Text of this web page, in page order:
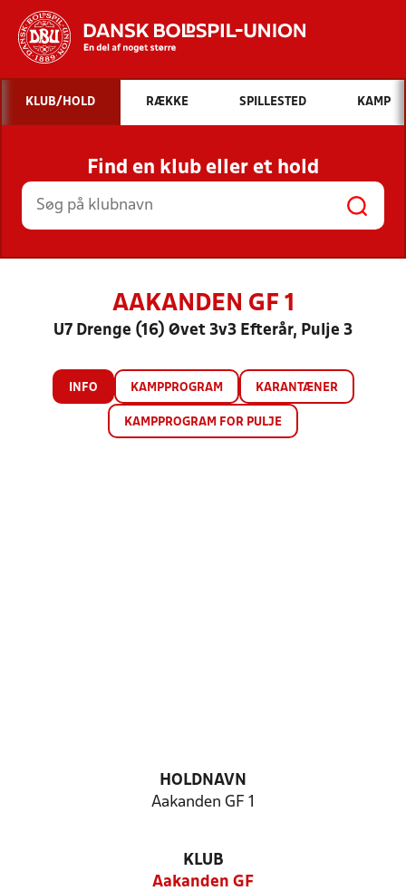
Hvad vil du søge efter?
INDHOLD OG NYHEDER
STILLINGER, RESULTATER, KLUBBER OG
HOLD
KLUB/HOLD RÆKKE SPILLESTED KAMP
Find en klub eller et hold
AAKANDEN GF 1
U7 Drenge (16) Øvet 3v3 Efterår, Pulje 3
INFO KAMPPROGRAM KARANTÆNER
KAMPPROGRAM FOR PULJE
HOLDNAVN
Aakanden GF 1
KLUB
Aakanden GF